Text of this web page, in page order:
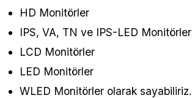
HD Monitörler
IPS, VA, TN ve IPS-LED Monitörler
LCD Monitörler
LED Monitörler
WLED Monitörler olarak sayabiliriz.